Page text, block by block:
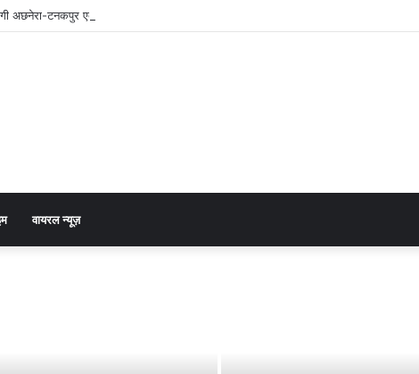
अछनेरा-टनकपुर एक्सप्रेस, रेल मंत्री ने दी स्वीकृति
वायरल न्यूज़